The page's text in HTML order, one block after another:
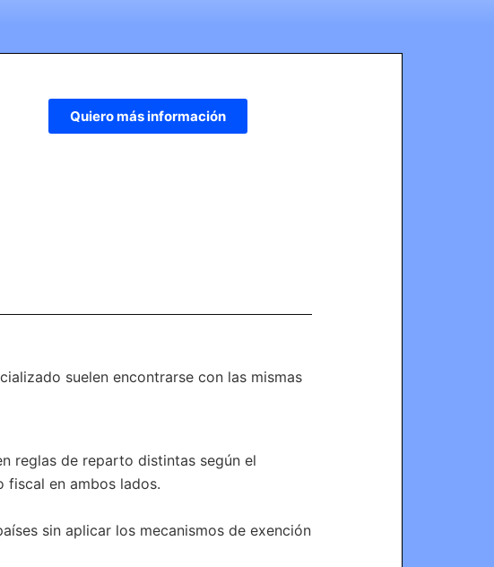
Quiero más información
suelen encontrarse con las mismas
reglas de reparto distintas según el
fiscal en ambos lados.
sin aplicar los mecanismos de exención